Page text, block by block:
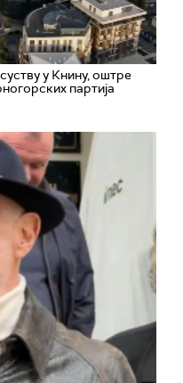
у Книну, оштре
партија